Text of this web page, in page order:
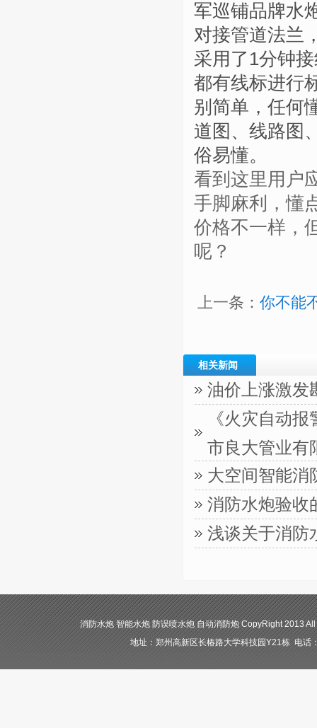
军巡铺品牌水
对接管道法兰
采用了1分钟
都有线标进行
别简单，任何
道图、线路图
俗易懂。
看到这里用户
手脚麻利，懂
价格不一样，
呢？
上一条： 你不能
相关新闻
油价上涨激发
《火灾自动
市良大管业有
大空间智能消
消防水炮验收
浅谈关于消防
消防水炮 智能水炮 防误喷水炮 自动消防炮 CopyRight 2013
地址：郑州高新区长椿路大学科技园Y21栋 电